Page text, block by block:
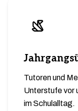
Tutoren und
Unterstufe vor
im Schulalltag.